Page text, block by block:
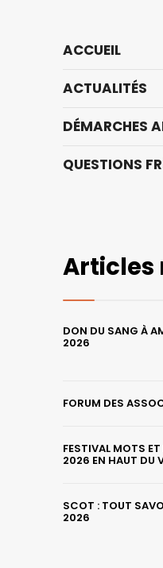
ACCUEIL
ACTUALITÉS
DÉMARCHES
QUESTIONS
Articles
DON DU SANG À
2026
FORUM DES
FESTIVAL MOTS ET
2026 EN HAUT DU
SCOT : TOUT
2026